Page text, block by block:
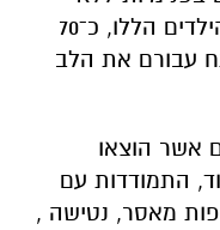
משפחה מתפקדת. מתוך כלל הילדים הללו, כ־70
עבורם את הלב
כיום כ-7000 ילדים אשר הוצאו
התמודדות עם
מאסר, נטישה ,